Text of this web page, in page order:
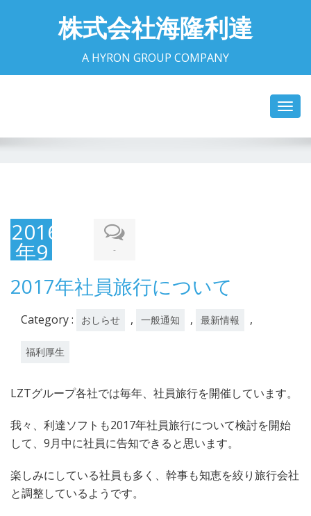
株式会社海隆利達
A HYRON GROUP COMPANY
2016
年9
日
-
2017年社員旅行について
Category : おしらせ , 一般通知 , 最新情報 ,
福利厚生
LZTグループ各社では毎年、社員旅行を開催しています。
我々、利達ソフトも2017年社員旅行について検討を開始
して、9月中に社員に告知できると思います。
楽しみにしている社員も多く、幹事も知恵を絞り旅行会社
と調整しているようです。